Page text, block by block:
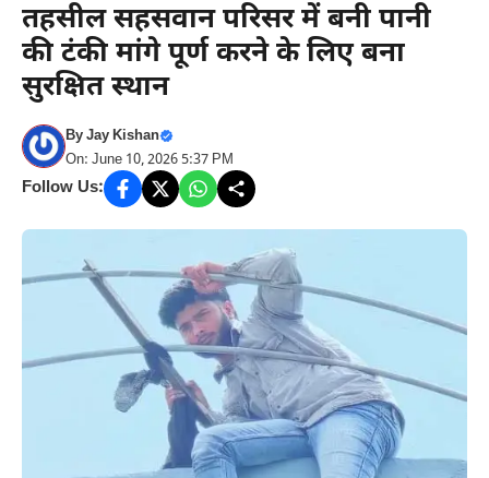
तहसील सहसवान परिसर में बनी पानी
की टंकी मांगे पूर्ण करने के लिए बना
सुरक्षित स्थान
ByJay Kishan
On: June 10, 2026 5:37 PM
Follow Us: